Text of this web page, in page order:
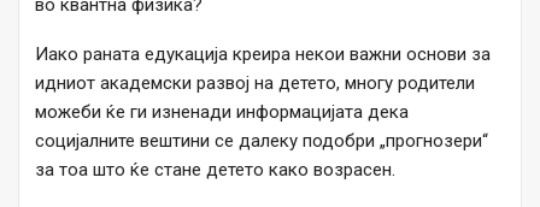
во квантна физика?
Иако раната едукација креира некои важни основи за
идниот академски развој на детето, многу родители
можеби ќе ги изненади информацијата дека
социјалните вештини се далеку подобри „прогнозери“
за тоа што ќе стане детето како возрасен.